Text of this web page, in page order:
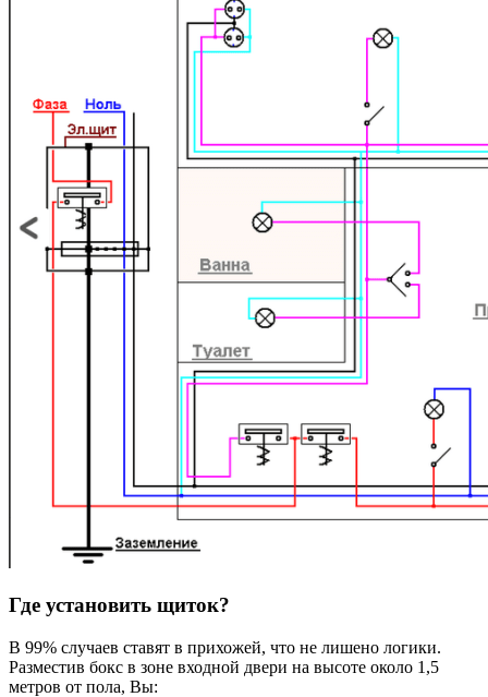
Где установить щиток?
В 99% случаев ставят в прихожей, что не лишено логики.
Разместив бокс в зоне входной двери на высоте около 1,5
метров от пола, Вы: